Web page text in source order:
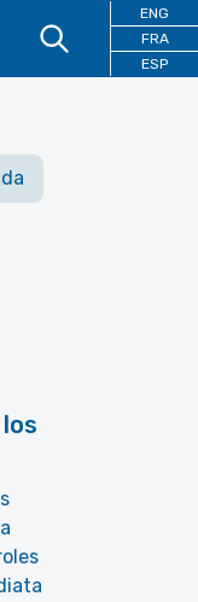
ENG
FRA
ESP